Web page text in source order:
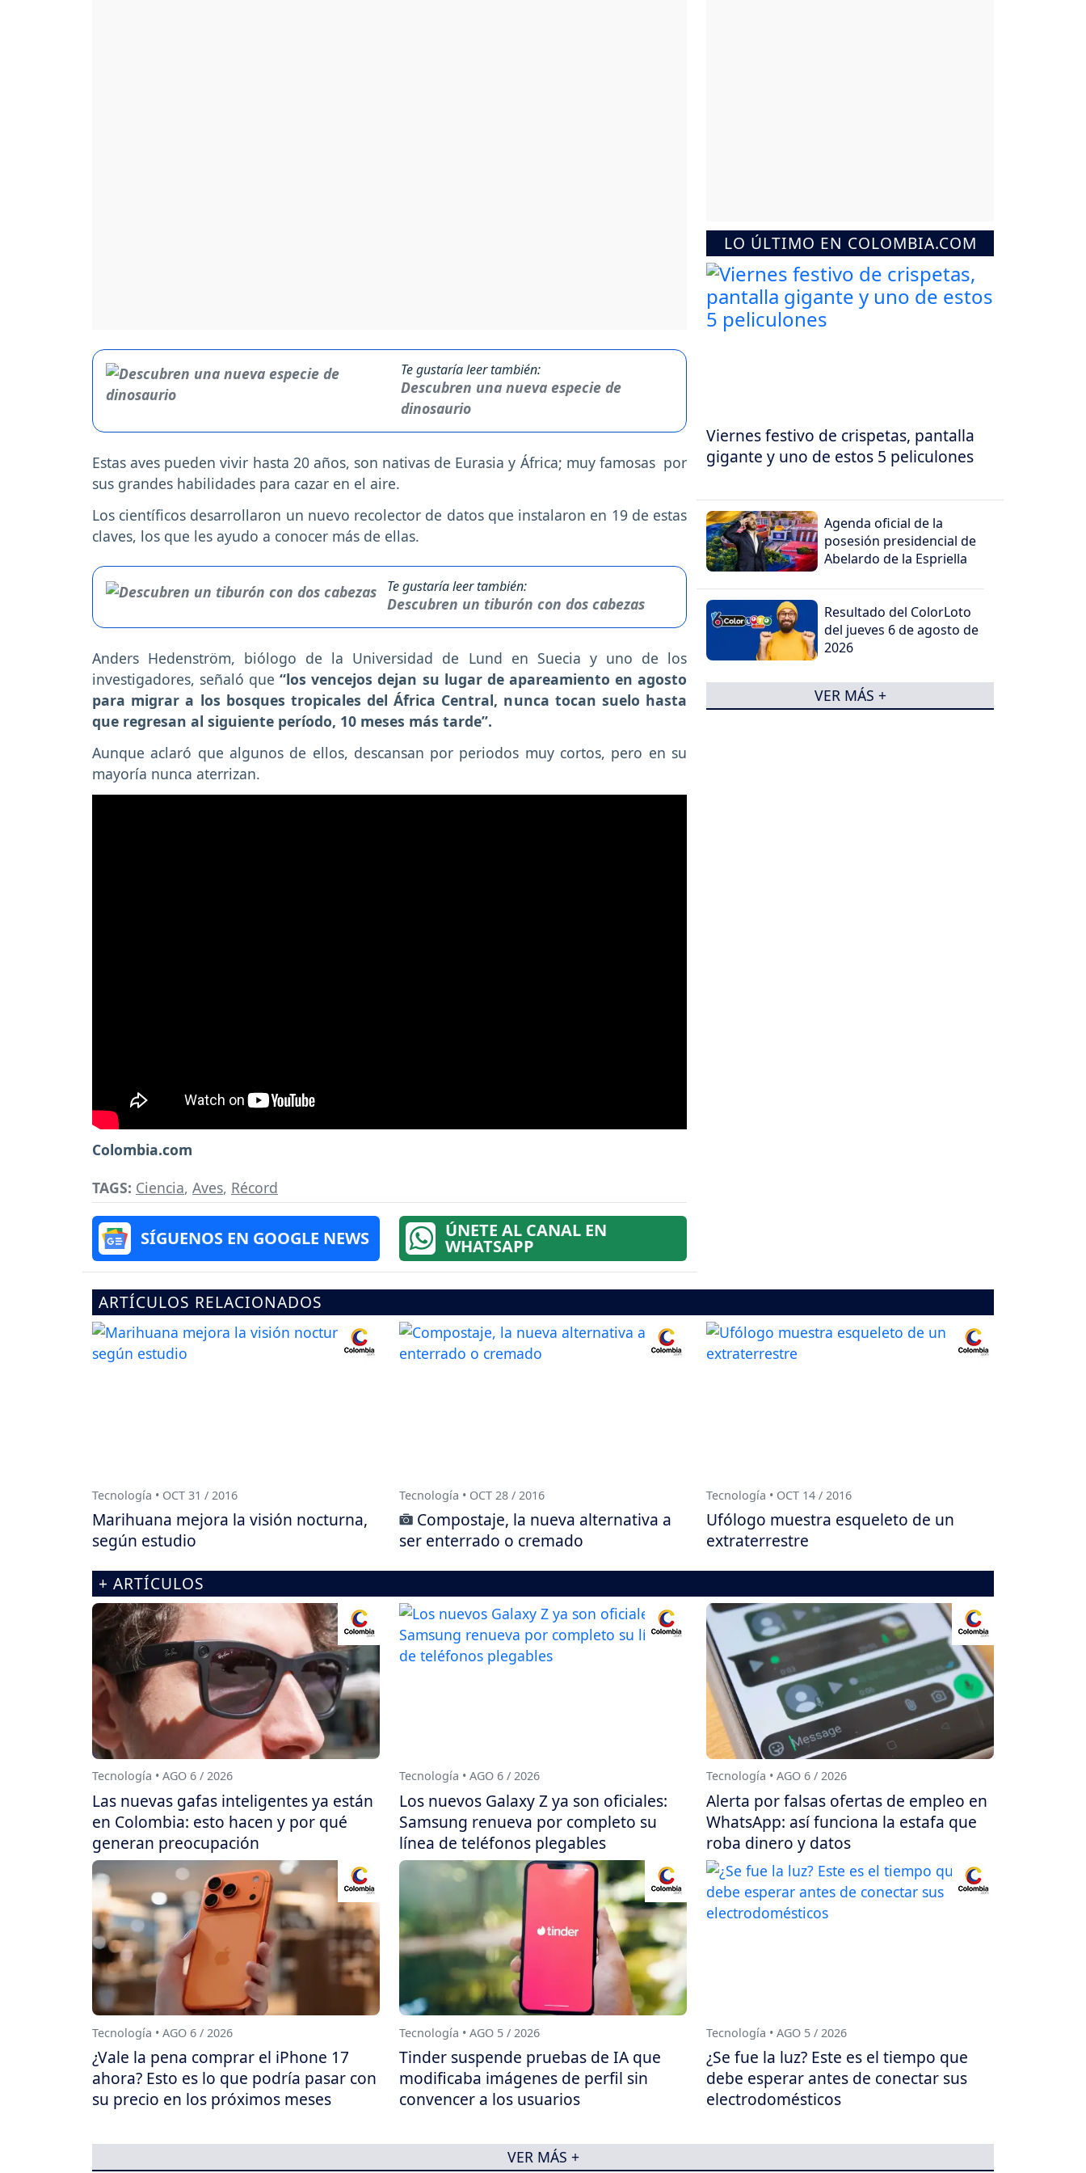
Te gustaría leer también:
Descubren una nueva especie de
dinosaurio
Estas aves pueden vivir hasta 20 años, son nativas de Eurasia y África; muy famosas por
sus grandes habilidades para cazar en el aire.
Los científicos desarrollaron un nuevo recolector de datos que instalaron en 19 de estas
claves, los que les ayudo a conocer más de ellas.
Te gustaría leer también:
Descubren un tiburón con dos cabezas
Anders Hedenström, biólogo de la Universidad de Lund en Suecia y uno de los
investigadores, señaló que “los vencejos dejan su lugar de apareamiento en agosto
para migrar a los bosques tropicales del África Central, nunca tocan suelo hasta
que regresan al siguiente período, 10 meses más tarde”.
Aunque aclaró que algunos de ellos, descansan por periodos muy cortos, pero en su
mayoría nunca aterrizan.
Colombia.com
TAGS: Ciencia, Aves, Récord
SÍGUENOS EN GOOGLE NEWS ÚNETE AL CANAL EN
WHATSAPP
LO ÚLTIMO EN COLOMBIA.COM
Viernes festivo de crispetas, pantalla
gigante y uno de estos 5 peliculones
Agenda oficial de la
posesión presidencial de
Abelardo de la Espriella
Resultado del ColorLoto
del jueves 6 de agosto de
2026
VER MÁS +
ARTÍCULOS RELACIONADOS
Tecnología • OCT 31 / 2016
Marihuana mejora la visión nocturna,
según estudio
Tecnología • OCT 28 / 2016
Compostaje, la nueva alternativa a
ser enterrado o cremado
Tecnología • OCT 14 / 2016
Ufólogo muestra esqueleto de un
extraterrestre
+ ARTÍCULOS
Tecnología • AGO 6 / 2026
Las nuevas gafas inteligentes ya están
en Colombia: esto hacen y por qué
generan preocupación
Tecnología • AGO 6 / 2026
Los nuevos Galaxy Z ya son oficiales:
Samsung renueva por completo su
línea de teléfonos plegables
Tecnología • AGO 6 / 2026
Alerta por falsas ofertas de empleo en
WhatsApp: así funciona la estafa que
roba dinero y datos
Tecnología • AGO 6 / 2026
¿Vale la pena comprar el iPhone 17
ahora? Esto es lo que podría pasar con
su precio en los próximos meses
Tecnología • AGO 5 / 2026
Tinder suspende pruebas de IA que
modificaba imágenes de perfil sin
convencer a los usuarios
Tecnología • AGO 5 / 2026
¿Se fue la luz? Este es el tiempo que
debe esperar antes de conectar sus
electrodomésticos
VER MÁS +